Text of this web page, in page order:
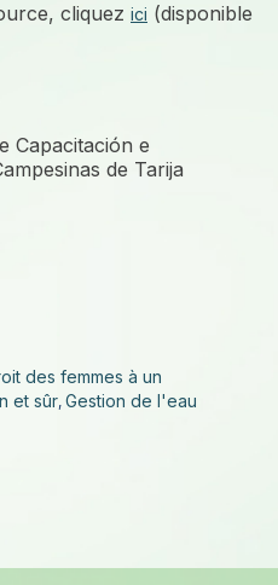
cliquez ici (disponible
Capacitación e
de Tarija
des femmes à un
et sûr, Gestion de l'eau